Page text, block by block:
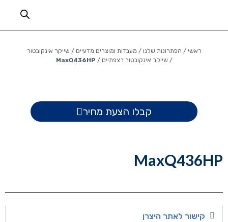
MaxQ436HP
קישור לאתר היצרן
ראשי / הפתרונות שלנו / מעבדות ומוצרים מדעיים / שייקר אינקובטור
/ שייקר אינקובטור רצפתיים /
MaxQ436HP
קבלו הצעת מחיר